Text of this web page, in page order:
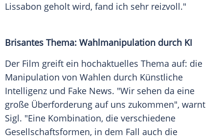
Lissabon geholt wird, fand ich sehr reizvoll."
Brisantes Thema: Wahlmanipulation durch KI
Der Film greift ein hochaktuelles Thema auf: die
Manipulation von Wahlen durch Künstliche
Intelligenz und Fake News. "Wir sehen da eine
große Überforderung auf uns zukommen", warnt
Sigl. "Eine Kombination, die verschiedene
Gesellschaftsformen, in dem Fall auch die